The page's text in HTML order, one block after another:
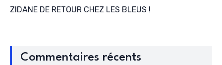
ZIDANE DE RETOUR CHEZ LES BLEUS !
Commentaires récents